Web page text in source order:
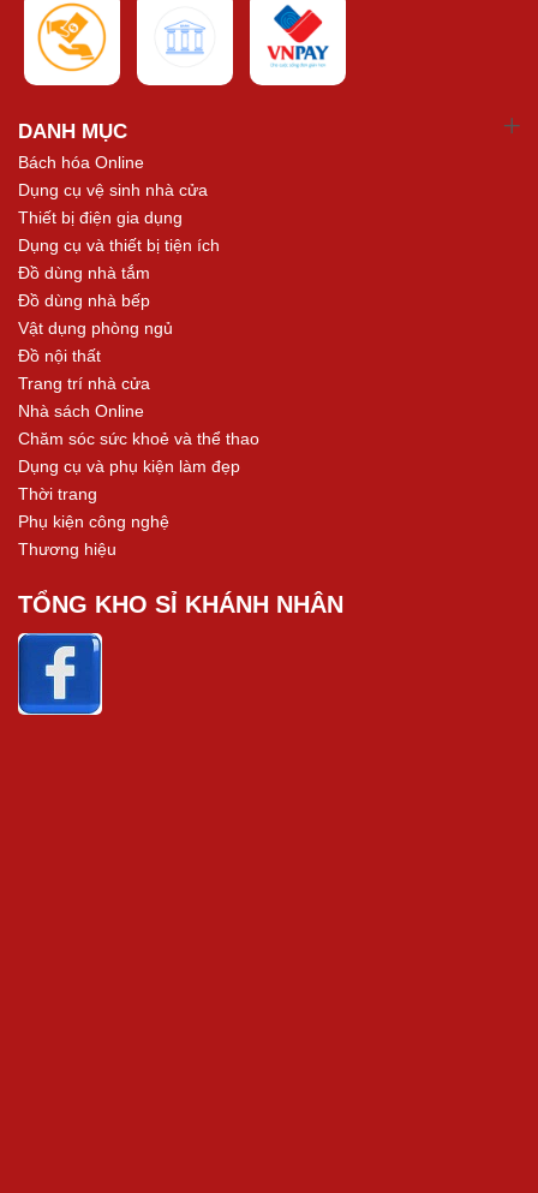
DANH MỤC
Bách hóa Online
Dụng cụ vệ sinh nhà cửa
Thiết bị điện gia dụng
Dụng cụ và thiết bị tiện ích
Đồ dùng nhà tắm
Đồ dùng nhà bếp
Vật dụng phòng ngủ
Đồ nội thất
Trang trí nhà cửa
Nhà sách Online
Chăm sóc sức khoẻ và thể thao
Dụng cụ và phụ kiện làm đẹp
Thời trang
Phụ kiện công nghệ
Thương hiệu
TỔNG KHO SỈ KHÁNH NHÂN